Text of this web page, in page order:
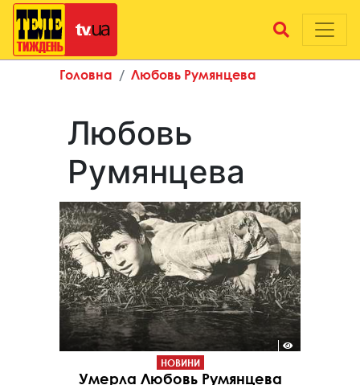
Головна Любовь Румянцева
Любовь
Румянцева
НОВИНИ
Умерла Любовь Румянцева